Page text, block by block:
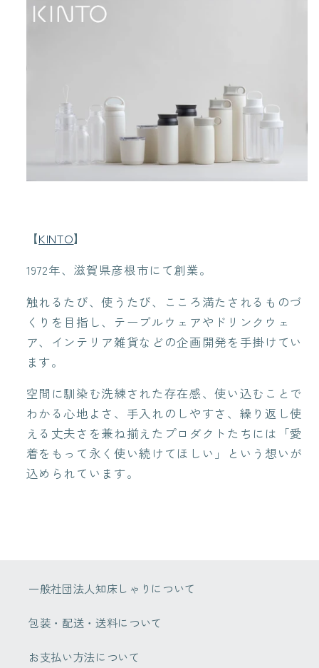
【KINTO】
1972年、滋賀県彦根市にて創業。
触れるたび、使うたび、こころ満たされるものづ
くりを目指し、 テーブルウェアやドリンクウェ
ア、インテリア雑貨などの企画開発を手掛けてい
ます。
空間に馴染む洗練された存在感、使い込むことで
わかる心地よさ、 手入れのしやすさ、繰り返し使
える丈夫さを兼ね揃えたプロダクトたちには「愛
着をもって永く使い続けてほしい」という想いが
込められています。
一般社団法人知床しゃりについて
包装・配送・送料について
お支払い方法について